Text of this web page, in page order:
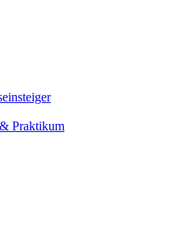
Praktikum